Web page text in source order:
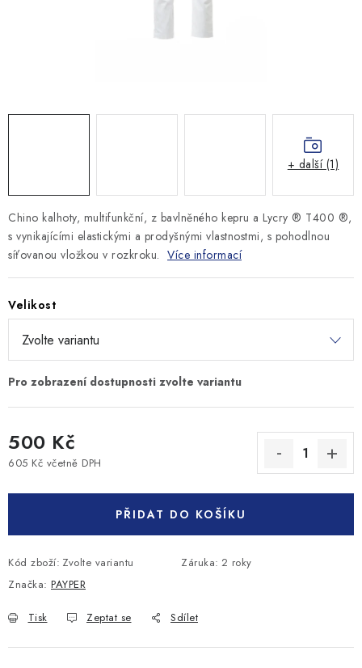
Obchodní podmínky
GDPR
Chino kalhoty, multifunkční, z bavlněného kepru a Lycry ® T400 ®,
s vynikajícími elastickými a prodyšnými vlastnostmi, s pohodlnou
síťovanou vložkou v rozkroku. Více informací
Velikost
500 Kč
605 Kč včetně DPH
PŘIDAT DO KOŠÍKU
Kód zboží: Zvolte variantu Záruka: 2 roky
Značka: PAYPER
Tisk Zeptat se Sdílet
+ další (1)